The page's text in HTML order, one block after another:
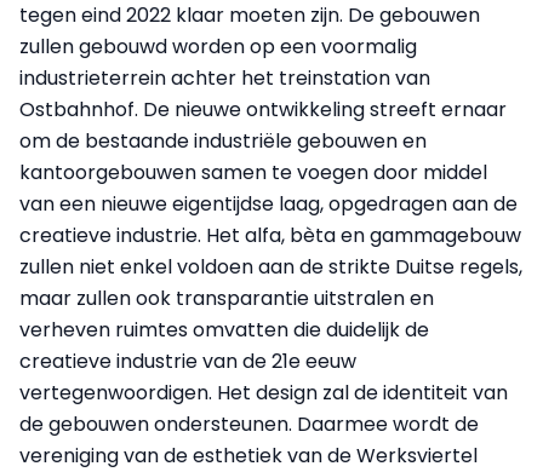
tegen eind 2022 klaar moeten zijn. De gebouwen
zullen gebouwd worden op een voormalig
industrieterrein achter het treinstation van
Ostbahnhof. De nieuwe ontwikkeling streeft ernaar
om de bestaande industriële gebouwen en
kantoorgebouwen samen te voegen door middel
van een nieuwe eigentijdse laag, opgedragen aan de
creatieve industrie. Het alfa, bèta en gammagebouw
zullen niet enkel voldoen aan de strikte Duitse regels,
maar zullen ook transparantie uitstralen en
verheven ruimtes omvatten die duidelijk de
creatieve industrie van de 21e eeuw
vertegenwoordigen. Het design zal de identiteit van
de gebouwen ondersteunen. Daarmee wordt de
vereniging van de esthetiek van de Werksviertel